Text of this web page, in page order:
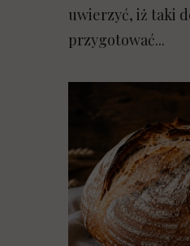
uwierzyć, iż taki
przygotować...